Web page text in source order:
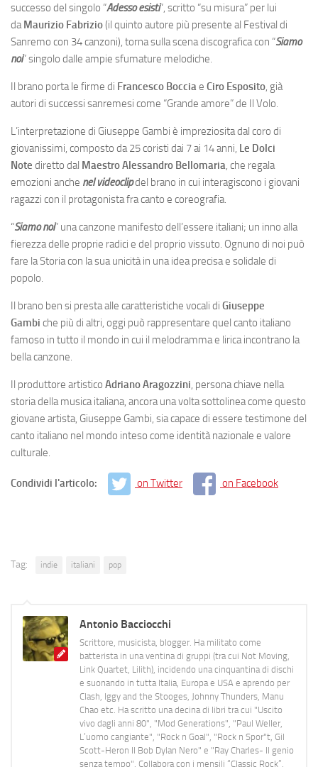
successo del singolo “Adesso esisti“, scritto “su misura” per lui
daMaurizio Fabrizio(il quinto autore più presente al Festival di
Sanremo con 34 canzoni), torna sulla scena discografica con “Siamo
noi” singolo dalle ampie sfumature melodiche.
Il brano porta le firme di Francesco Bocciae Ciro Esposito, già
autori di successi sanremesi come “Grande amore” de Il Volo.
L’interpretazione di Giuseppe Gambi è impreziosita dal coro di
giovanissimi, composto da 25 coristi dai 7 ai 14 anni, Le Dolci
Note diretto dal MaestroAlessandro Bellomaria, che regala
emozioni anche nel videoclipdel brano in cui interagiscono i giovani
ragazzi con il protagonista fra canto e coreografia.
“Siamo noi” una canzone manifesto dell’essere italiani; un inno alla
fierezza delle proprie radici e del proprio vissuto. Ognuno di noi può
fare la Storia con la sua unicità in una idea precisa e solidale di
popolo.
Il brano ben si presta alle caratteristiche vocali di Giuseppe
Gambi che più di altri, oggi può rappresentare quel canto italiano
famoso in tutto il mondo in cui il melodramma e lirica incontrano la
bella canzone.
Il produttore artistico Adriano Aragozzini, persona chiave nella
storia della musica italiana, ancora una volta sottolinea come questo
giovane artista, Giuseppe Gambi, sia capace di essere testimone del
canto italiano nel mondo inteso come identità nazionale e valore
culturale.
Condividi l'articolo: on Twitter on Facebook
Tag: indie italiani pop
Antonio Bacciocchi
Scrittore, musicista, blogger. Ha militato come
batterista in una ventina di gruppi (tra cui Not Moving,
Link Quartet, Lilith), incidendo una cinquantina di dischi
e suonando in tutta Italia, Europa e USA e aprendo per
Clash, Iggy and the Stooges, Johnny Thunders, Manu
Chao etc. Ha scritto una decina di libri tra cui "Uscito
vivo dagli anni 80", "Mod Generations", "Paul Weller,
L’uomo cangiante", "Rock n Goal", "Rock n Spor"t, Gil
Scott-Heron Il Bob Dylan Nero" e "Ray Charles- Il genio
senza tempo". Collabora con i mensili “Classic Rock”,